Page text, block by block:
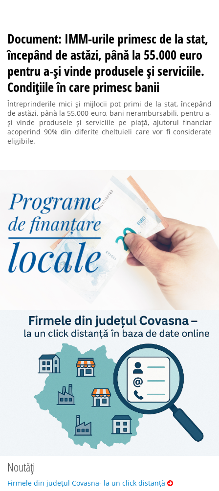
Document: IMM-urile primesc de la stat,
începând de astăzi, până la 55.000 euro
pentru a-și vinde produsele și serviciile.
Condițiile în care primesc banii
Întreprinderile mici și mijlocii pot primi de la stat, începând
de astăzi, până la 55.000 euro, bani nerambursabili, pentru a-
și vinde produsele și serviciile pe piață, ajutorul financiar
acoperind 90% din diferite cheltuieli care vor fi considerate
eligibile.
Noutăți
Firmele din județul Covasna- la un click distanță